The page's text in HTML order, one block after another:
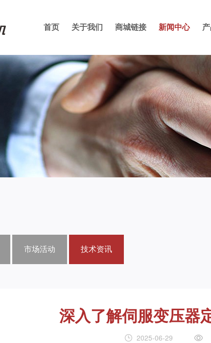
首页 关于我们 商城链接 新闻中心
市场活动 技术资讯
深入了解伺服变压器
2025-06-29